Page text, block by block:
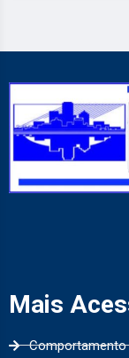
Mais
Comportamento